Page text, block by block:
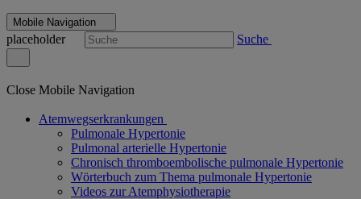
Mobile Navigation
placeholder Suche
Close Mobile Navigation
Atemwegserkrankungen
Pulmonale Hypertonie
Pulmonal arterielle Hypertonie
Chronisch thromboembolische pulmonale Hypertonie
Wörterbuch zum Thema pulmonale Hypertonie
Videos zur Atemphysiotherapie